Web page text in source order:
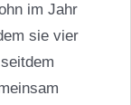
im Jahr
sie vier